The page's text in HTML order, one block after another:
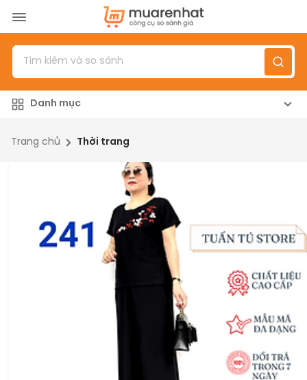
Menu
Sản phẩm
Đánh giá sản phẩm
Giới thiệu
Đăng ký
Danh mục
Trang chủ Thời trang